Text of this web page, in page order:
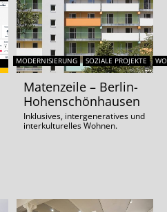
MODERNISIERUNG SOZIALE PROJEKTE
Matenzeile – Berlin-
Hohenschönhausen
Inklusives, intergeneratives und
interkulturelles Wohnen.